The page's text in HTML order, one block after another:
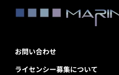
お問い合わせ
ライセンシー募集について